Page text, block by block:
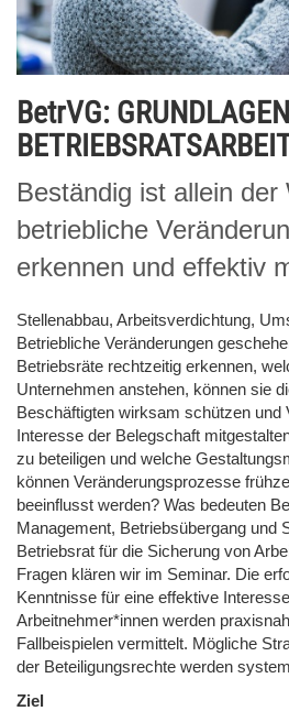
BetrVG:
Beständig ist allein der
betriebliche
erkennen und effektiv
Stellenabbau, Arbeitsverdichtung,
Betriebliche Veränderungen
Betriebsräte rechtzeitig erkennen,
Unternehmen anstehen, können sie
Beschäftigten wirksam schützen und
Interesse der Belegschaft
zu beteiligen und welche
können Veränderungsprozesse
beeinflusst werden? Was bedeuten
Management, Betriebsübergang und
Betriebsrat für die Sicherung von
Fragen klären wir im Seminar. Die
Kenntnisse für eine effektive
Arbeitnehmer*innen werden
Fallbeispielen vermittelt. Mögliche
der Beteiligungsrechte werden
Ziel